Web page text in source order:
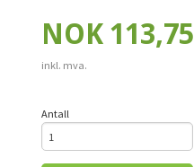
Pris
NOK 113,75
inkl. mva.
Antall